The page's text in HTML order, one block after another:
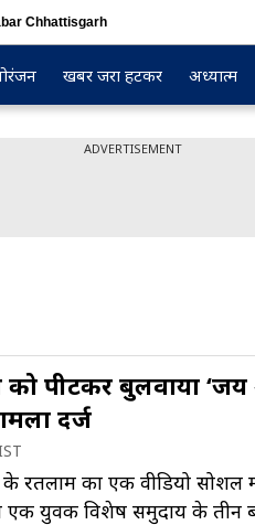
Chhattisgarh
खबर जरा हटकर अध्यात्म
ADVERTISEMENT
पीटकर बुलवाया ‘जय
दर्ज
के रतलाम का एक वीडियो सोशल
में एक युवक विशेष समुदाय के तीन